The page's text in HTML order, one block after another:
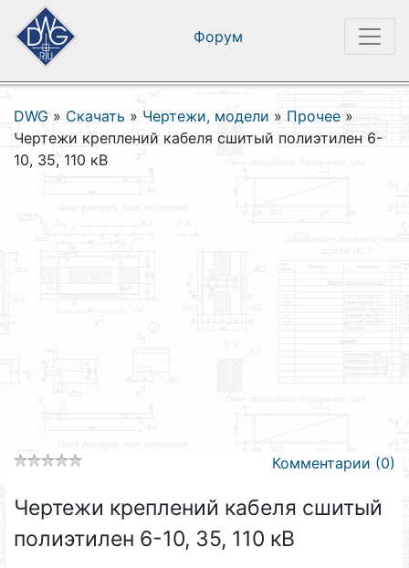
Форум
DWG » Скачать » Чертежи, модели » Прочее »
Чертежи креплений кабеля сшитый полиэтилен 6-
10, 35, 110 кВ
Комментарии (0)
Чертежи креплений кабеля сшитый
полиэтилен 6-10, 35, 110 кВ